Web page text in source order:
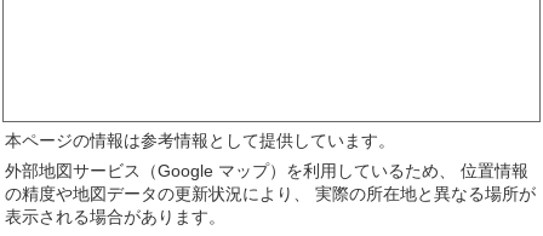
本ページの情報は参考情報として提供しています。
外部地図サービス（Google マップ）を利用しているため、 位置情報
の精度や地図データの更新状況により、 実際の所在地と異なる場所が
表示される場合があります。